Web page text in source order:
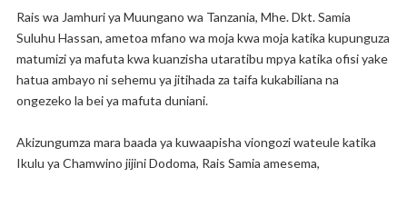
Rais wa Jamhuri ya Muungano wa Tanzania, Mhe. Dkt. Samia
Suluhu Hassan, ametoa mfano wa moja kwa moja katika kupunguza
matumizi ya mafuta kwa kuanzisha utaratibu mpya katika ofisi yake
hatua ambayo ni sehemu ya jitihada za taifa kukabiliana na
ongezeko la bei ya mafuta duniani.
Akizungumza mara baada ya kuwaapisha viongozi wateule katika
Ikulu ya Chamwino jijini Dodoma, Rais Samia amesema,